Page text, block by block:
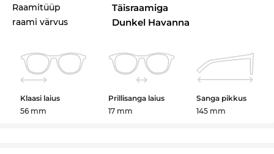
Raamitüüp Täisraamiga
raami värvus Dunkel Havanna
Klaasi laius
56 mm
Prillisanga laius
17 mm
Sanga pikkus
145 mm